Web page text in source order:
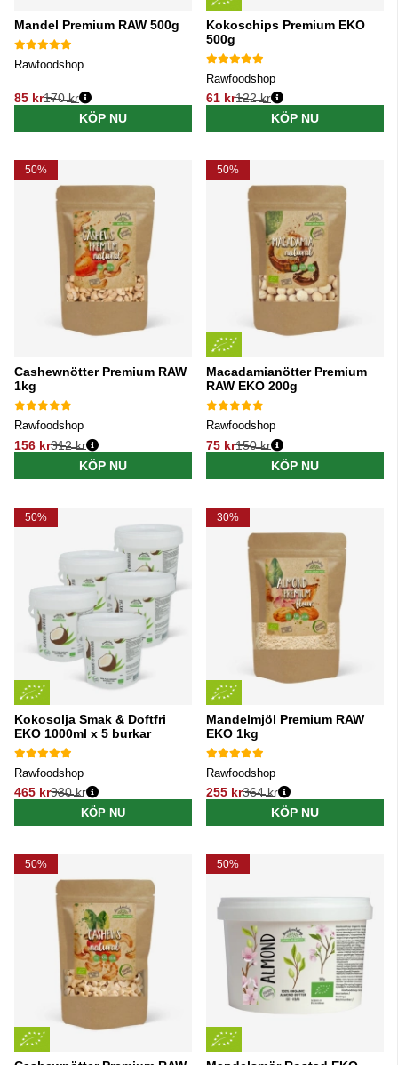
Mandel Premium RAW 500g
Rawfoodshop
85 kr
Ordinarie pris:
170 kr
KÖP NU
Kokoschips Premium EKO
500g
Rawfoodshop
61 kr
Ordinarie pris:
122 kr
KÖP NU
50%
Cashewnötter Premium RAW
1kg
Rawfoodshop
156 kr
Ordinarie pris:
312 kr
KÖP NU
50%
Macadamianötter Premium
RAW EKO 200g
Rawfoodshop
75 kr
Ordinarie pris:
150 kr
KÖP NU
50%
Kokosolja Smak & Doftfri
EKO 1000ml x 5 burkar
Rawfoodshop
465 kr
Ordinarie pris:
930 kr
KÖP NU
30%
Mandelmjöl Premium RAW
EKO 1kg
Rawfoodshop
255 kr
Ordinarie pris:
364 kr
KÖP NU
50% 50%